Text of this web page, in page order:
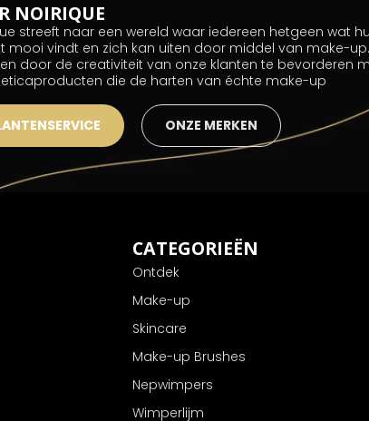
NOIRIQUE
streeft naar een wereld waar iedereen hetgeen wat
mooi vindt en zich kan uiten door middel van make-up.
door de creativiteit van onze klanten te bevorderen
die de harten van échte make-up
ONZE MERKEN
CATEGORIEËN
Ontdek
Make-up
Skincare
Make-up Brushes
Nepwimpers
Wimperlijm